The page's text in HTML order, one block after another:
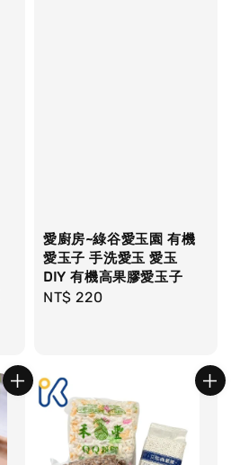
愛廚房~綠谷愛玉園 有機
愛玉子 手洗愛玉 愛玉
DIY 有機高果膠愛玉子
Regular
NT$ 220